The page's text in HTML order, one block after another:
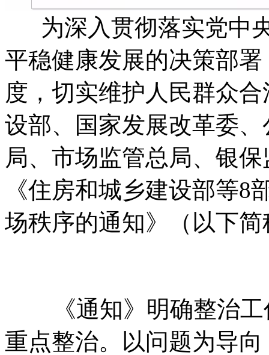
为深入贯彻落实党中
平稳健康发展的决策部
度，切实维护人民群众
设部、国家发展改革委
局、市场监管总局、银
《住房和城乡建设部等
场秩序的通知》（以下
《通知》明确整治工
重点整治。以问题为导